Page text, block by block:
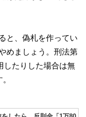
と、偽札を作ってい
めましょう。刑法第
したりした場合は無